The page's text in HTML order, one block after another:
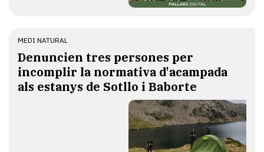
MEDI NATURAL
Denuncien tres persones per
incomplir la normativa d'acampada
als estanys de Sotllo i Baborte